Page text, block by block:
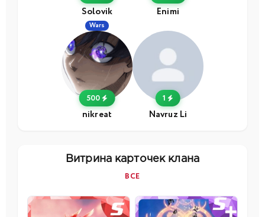
Solovik
Wars
Enimi
500
nikreat
1
Navruz Li
Витрина карточек клана
ВСЕ